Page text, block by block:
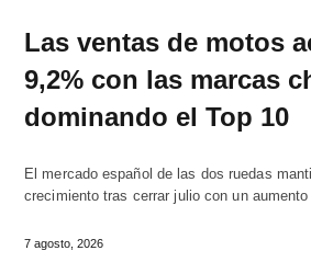
Las ventas de motos
9,2% con las marcas
dominando el Top 10
El mercado español de las dos ruedas
crecimiento tras cerrar julio con un
7 agosto, 2026